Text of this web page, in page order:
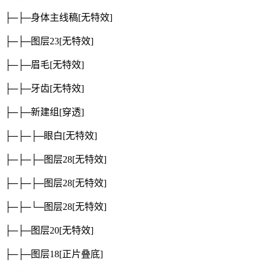
├─├─身体主线稿[无特效]
├─├─图层23[无特效]
├─├─眉毛[无特效]
├─├─牙齿[无特效]
├─├─新建组 [穿透]
├─├─├─眼白 [无特效]
├─├─├─图层28[无特效]
├─├─├─图层28[无特效]
├─├─└─图层28[无特效]
├─├─图层20[无特效]
├─├─图层18[正片叠底]